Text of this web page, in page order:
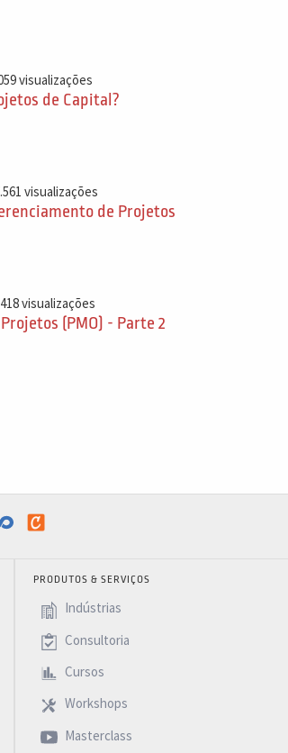
visualizações
de Capital?
visualizações
de Projetos
visualizações
(PMO) - Parte 2
PRODUTOS & SERVIÇOS
Indústrias
Consultoria
Cursos
Workshops
Masterclass